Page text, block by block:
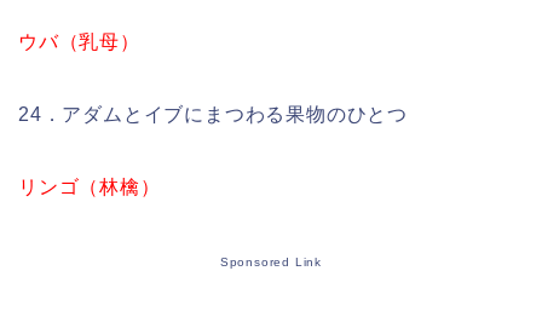
ウバ（乳母）
24．アダムとイブにまつわる果物のひとつ
リンゴ（林檎）
Sponsored Link